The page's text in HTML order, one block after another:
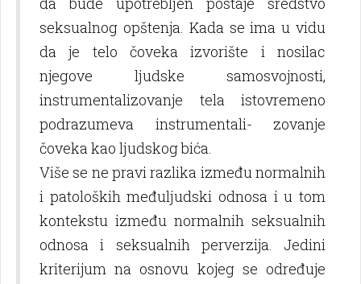
seksualnog opštenja. Kada se ima u vidu
da je telo čoveka izvorište i nosilac
njegove lјudske samosvojnosti,
instrumentalizovanje tela istovremeno
podrazumeva instrumentali- zovanje
čoveka kao lјudskog bića.
Više se ne pravi razlika između normalnih
i patoloških međulјudski odnosa i u tom
kontekstu između normalnih seksualnih
odnosa i seksualnih perverzija. Jedini
kriterijum na osnovu kojeg se određuje